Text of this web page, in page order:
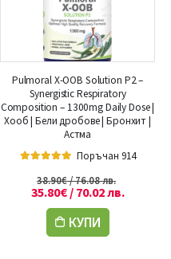
Pulmoral X-OOB Solution P2 –
Synergistic Respiratory
Composition – 1300mg Daily Dose |
Хооб | Бели дробове | Бронхит |
Астма
Поръчан 914
38.90€/ 76.08 лв.
35.80€/ 70.02 лв.
КУПИ